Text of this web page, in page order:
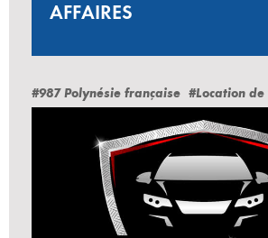
AFFAIRES
#987 Polynésie française #Location